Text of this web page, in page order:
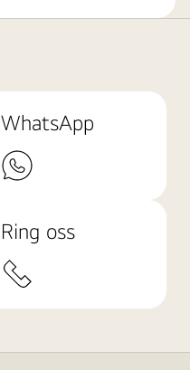
WhatsApp
Ring oss